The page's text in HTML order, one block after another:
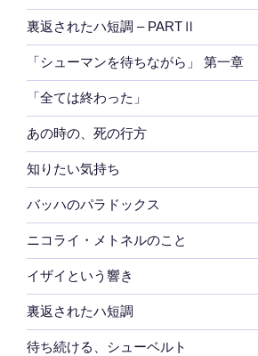
裏返されたハ短調 – PARTⅡ
「シューマンを待ちながら」 第一章
「全ては終わった」
あの時の、死の行方
知りたい気持ち
バッハのパラドックス
ニコライ・メトネルのこと
イザイという響き
裏返されたハ短調
待ち続ける、シューベルト